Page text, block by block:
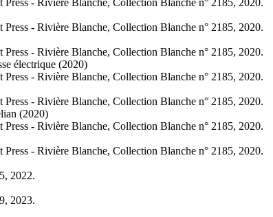
Press - Rivière Blanche, Collection Blanche n° 2185, 2020.
Press - Rivière Blanche, Collection Blanche n° 2185, 2020.
Press - Rivière Blanche, Collection Blanche n° 2185, 2020.
électrique (2020)
Press - Rivière Blanche, Collection Blanche n° 2185, 2020.
Press - Rivière Blanche, Collection Blanche n° 2185, 2020.
(2020)
Press - Rivière Blanche, Collection Blanche n° 2185, 2020.
Press - Rivière Blanche, Collection Blanche n° 2185, 2020.
2022.
2023.